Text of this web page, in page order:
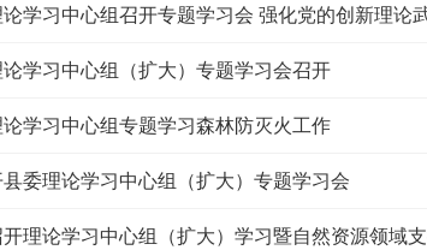
学习中心组召开专题学习会 强化党的创新理论
学习中心组（扩大）专题学习会召开
学习中心组专题学习森林防灭火工作
委理论学习中心组（扩大）专题学习会